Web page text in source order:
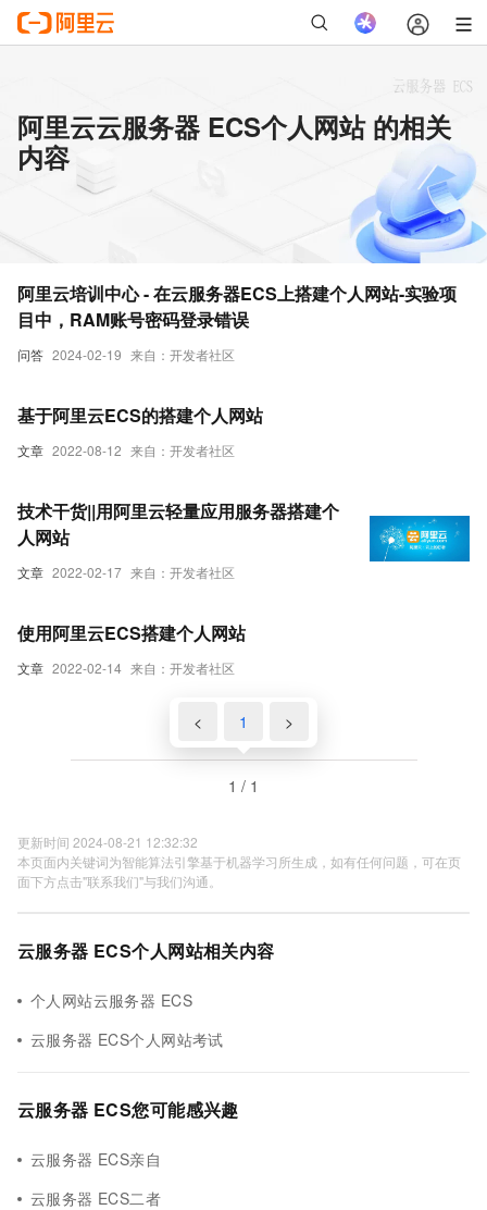
阿里云云服务器 ECS个人网站 的相关
内容
问答 2024-02-19 来自：开发者社区
阿里云培训中心 - 在云服务器ECS上搭建个人网站-实验项
目中，RAM账号密码登录错误
文章 2022-08-12 来自：开发者社区
基于阿里云ECS的搭建个人网站
文章 2022-02-17 来自：开发者社区
技术干货||用阿里云轻量应用服务器搭建个
人网站
文章 2022-02-14 来自：开发者社区
使用阿里云ECS搭建个人网站
< 1 >
1 / 1
更新时间 2024-08-21 12:32:32
本页面内关键词为智能算法引擎基于机器学习所生成，如有任何问题，可在页
面下方点击"联系我们"与我们沟通。
云服务器 ECS个人网站相关内容
个人网站云服务器 ECS
云服务器 ECS个人网站考试
云服务器 ECS您可能感兴趣
云服务器 ECS亲自
云服务器 ECS二者